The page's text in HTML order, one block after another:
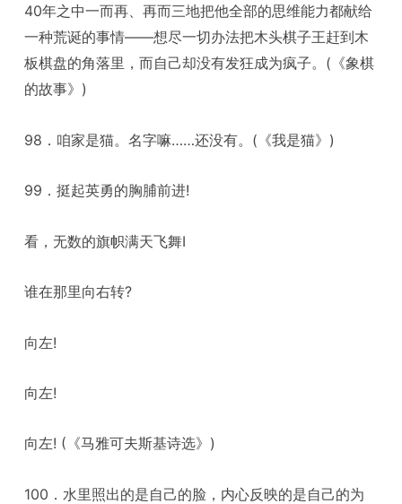
40年之中一而再、再而三地把他全部的思维能力都献给
一种荒诞的事情——想尽一切办法把木头棋子王赶到木
板棋盘的角落里，而自己却没有发狂成为疯子。(《象棋
的故事》)
98．咱家是猫。名字嘛……还没有。(《我是猫》)
99．挺起英勇的胸脯前进!
看，无数的旗帜满天飞舞I
谁在那里向右转?
向左!
向左!
向左! (《马雅可夫斯基诗选》)
100．水里照出的是自己的脸，内心反映的是自己的为